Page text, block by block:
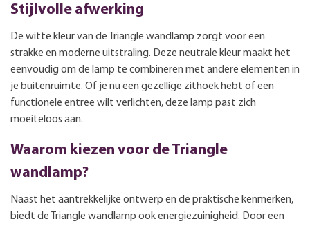
Stijlvolle afwerking
De witte kleur van de Triangle wandlamp zorgt voor een
strakke en moderne uitstraling. Deze neutrale kleur maakt het
eenvoudig om de lamp te combineren met andere elementen in
je buitenruimte. Of je nu een gezellige zithoek hebt of een
functionele entree wilt verlichten, deze lamp past zich
moeiteloos aan.
Waarom kiezen voor de Triangle
wandlamp?
Naast het aantrekkelijke ontwerp en de praktische kenmerken,
biedt de Triangle wandlamp ook energiezuinigheid. Door een